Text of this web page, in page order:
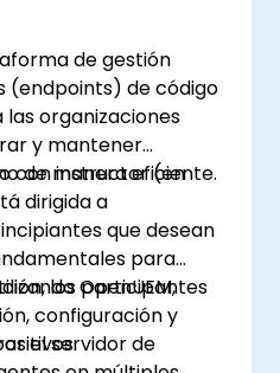
de gestión
(endpoints) de código
organizaciones
y mantener
de manera eficiente.
con instructor (en
dirigida a
que desean
para
OpenUEM,
configuración y
los participantes
el servidor de